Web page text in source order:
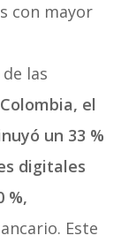
con mayor
las
el
un 33 %
digitales
%,
Este